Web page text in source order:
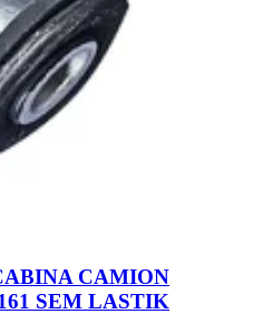
CAMION
SEM LASTIK